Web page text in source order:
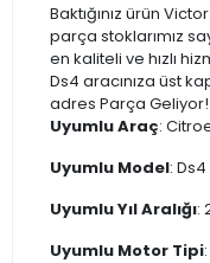
Baktığınız ürün
parça stoklarımız
en kaliteli ve hızlı
Ds4 aracınıza üst
adres Parça Geliyor!
Uyumlu Araç:
Uyumlu Model: Ds4
Uyumlu Yıl Aralığı:
Uyumlu Motor Tipi